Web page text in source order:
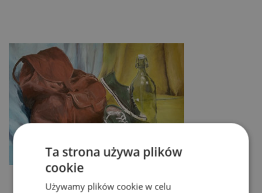
Ta strona używa plików
cookie
Używamy plików cookie w celu